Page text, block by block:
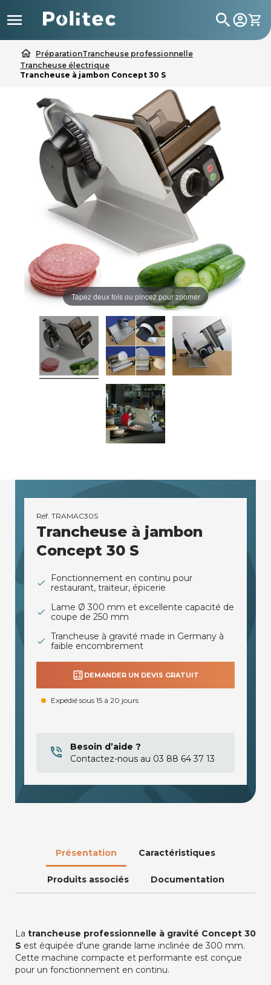
 search
home PréparationTrancheuse professionnelle
Trancheuse électrique
Trancheuse à jambon Concept 30 S
Tapez deux fois ou pincez pour zoomer
Réf. TRAMAC30S
Trancheuse à jambon
Concept 30 S
Fonctionnement en continu pour
restaurant, traiteur, épicerie
Lame Ø 300 mm et excellente capacité de
coupe de 250 mm
Trancheuse à gravité made in Germany à
faible encombrement
calculate DEMANDER UN DEVIS GRATUIT
Expédié sous 15 à 20 jours
Besoin d’aide ?
Contactez-nous au 03 88 64 37 13
Présentation Caractéristiques
Produits associés Documentation
La trancheuse professionnelle à gravité Concept 30
S est équipée d'une grande lame inclinée de 300 mm.
Cette machine compacte et performante est conçue
pour un fonctionnement en continu.